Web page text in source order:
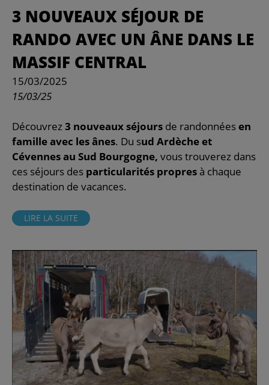
3 NOUVEAUX SÉJOUR DE
RANDO AVEC UN ÂNE DANS LE
MASSIF CENTRAL
15/03/2025
15/03/25
Découvrez3 nouveaux séjours de randonnéesen
famille avec les ânes. Du sud Ardèche et
Cévennes au Sud Bourgogne, vous trouverez dans
ces séjours des particularités propres à chaque
destination de vacances.
LIRE LA SUITE